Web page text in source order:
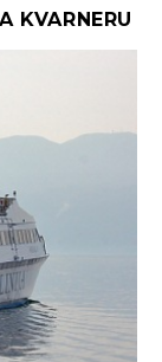
KVARNERU